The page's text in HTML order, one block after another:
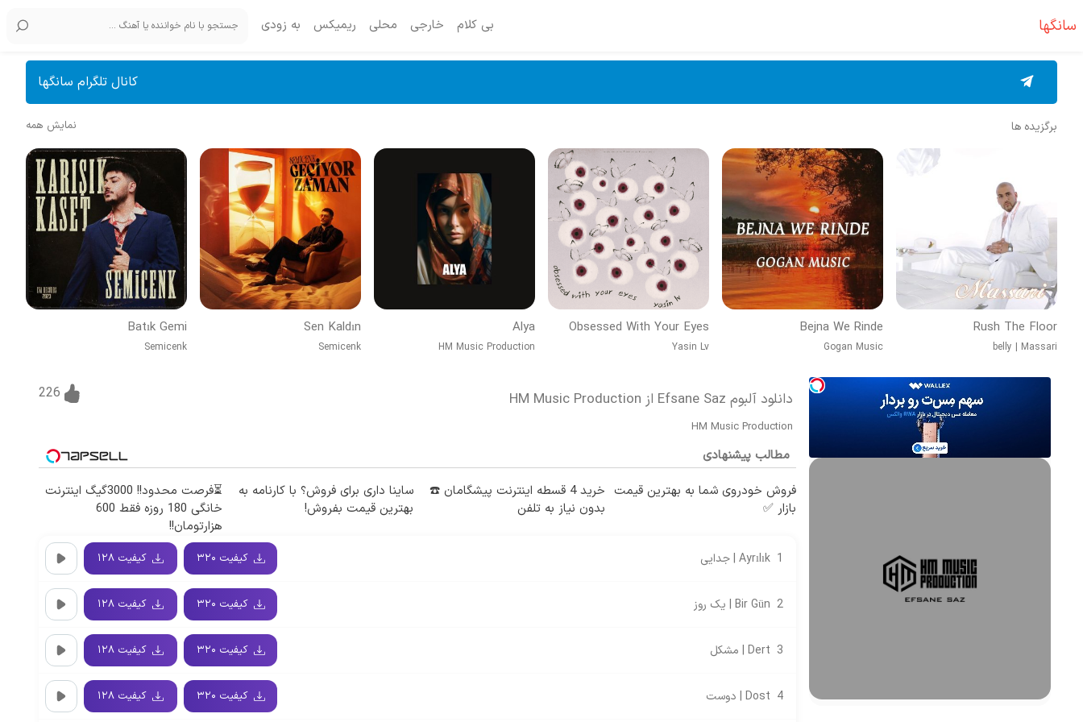
سانگها بی کلام خارجی محلی ریمیکس به زودی
کانال تلگرام سانگها
برگزیده ها نمایش همه
Rush The Floor
belly | Massari
Bejna We Rinde
Gogan Music
Obsessed With Your Eyes
Yasin Lv
Alya
HM Music Production
Sen Kaldın
Semicenk
Batık Gemi
Semicenk
دانلود آلبوم Efsane Saz از HM Music Production
HM Music Production
226
مطالب پیشنهادی
فروش خودروی شما به بهترین قیمت
بازار ✅
خرید 4 قسطه اینترنت پیشگامان ☎️
بدون نیاز به تلفن
ساینا داری برای فروش؟ با کارنامه به
بهترین قیمت بفروش!
⏳فرصت محدود!! 3000گیگ اینترنت
خانگی 180 روزه فقط 600
هزارتومان!!
1 Ayrılık | جدایی کیفیت ۳۲۰ کیفیت ۱۲۸
2 Bir Gün | یک روز کیفیت ۳۲۰ کیفیت ۱۲۸
3 Dert | مشکل کیفیت ۳۲۰ کیفیت ۱۲۸
4 Dost | دوست کیفیت ۳۲۰ کیفیت ۱۲۸